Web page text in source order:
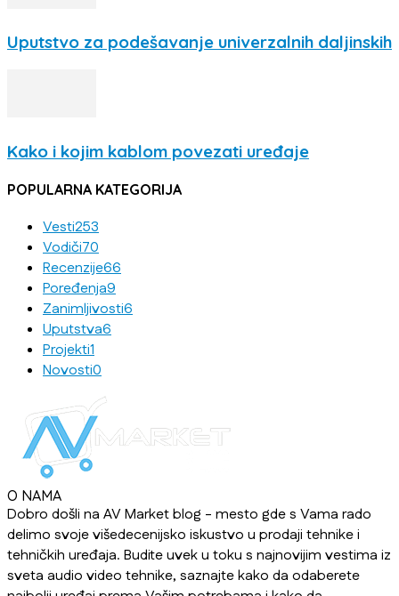
Uputstvo za podešavanje univerzalnih daljinskih
Kako i kojim kablom povezati uređaje
POPULARNA KATEGORIJA
Vesti253
Vodiči70
Recenzije66
Poređenja9
Zanimljivosti6
Uputstva6
Projekti1
Novosti0
O NAMA
Dobro došli na AV Market blog - mesto gde s Vama rado
delimo svoje višedecenijsko iskustvo u prodaji tehnike i
tehničkih uređaja. Budite uvek u toku s najnovijim vestima iz
sveta audio video tehnike, saznajte kako da odaberete